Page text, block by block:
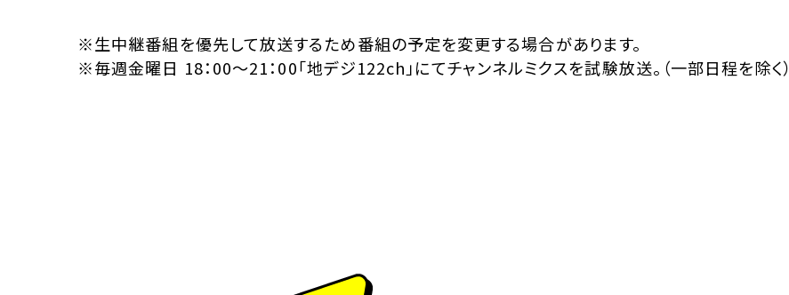
※生中継番組を優先して放送するため番組の予定を変更する場合があります。
※毎週金曜日 18：00～21：00「地デジ122ch」にてチャンネルミクスを試験放送。（一部日程を除く）